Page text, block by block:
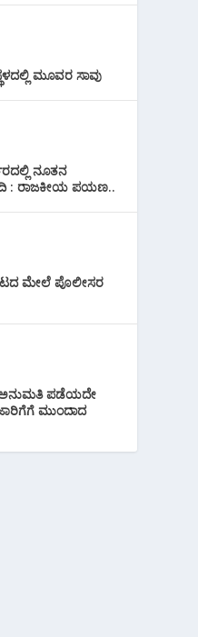
ಮೂವರ ಸಾವು
ನೂತನ
: ರಾಜಕೀಯ ಪಯಣ..
ಮೇಲೆ ಪೊಲೀಸರ
ಅನುಮತಿ ಪಡೆಯದೇ
ಮುಂದಾದ